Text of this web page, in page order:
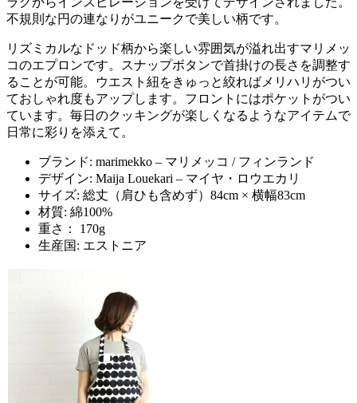
不規則な円の連なりがユニークで美しい柄です。
リズミカルなドッド柄から楽しい雰囲気が溢れ出すマリメッ
コのエプロンです。スナップボタンで首掛けの長さを調整す
ることが可能。ウエスト紐をきゅっと絞ればメリハリがつい
ておしゃれ度もアップします。フロントにはポケットがつい
ています。毎日のクッキングが楽しくなるようなアイテムで
日常に彩りを添えて。
ブランド: marimekko – マリメッコ / フィンランド
デザイン: Maija Louekari – マイヤ・ロウエカリ
サイズ: 総丈（肩ひも含めず）84cm × 横幅83cm
材質: 綿100%
重さ： 170g
生産国: エストニア